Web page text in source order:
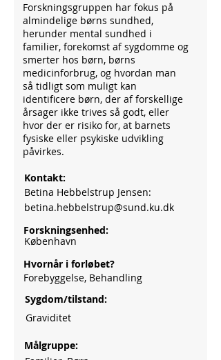
Forskningsgruppen har fokus på
almindelige børns sundhed,
herunder mental sundhed i
familier, forekomst af sygdomme og
smerter hos børn, børns
medicinforbrug, og hvordan man
så tidligt som muligt kan
identificere børn, der af forskellige
årsager ikke trives så godt, eller
hvor der er risiko for, at barnets
fysiske eller psykiske udvikling
påvirkes.
Kontakt:
Betina Hebbelstrup Jensen:
betina.hebbelstrup@sund.ku.dk
Forskningsenhed:
København
Hvornår i forløbet?
Forebyggelse, Behandling
Sygdom/tilstand:
Graviditet
Målgruppe: